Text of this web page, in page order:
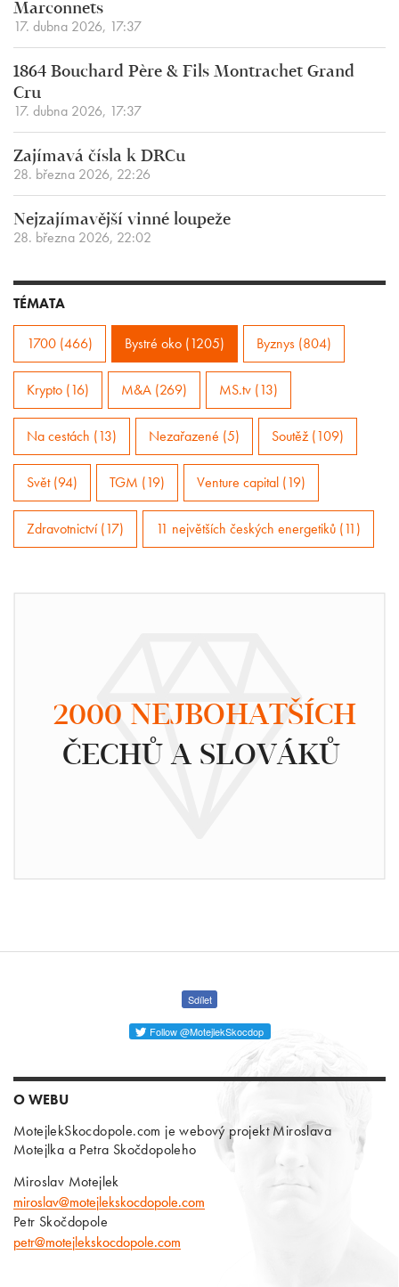
Marconnets
17. dubna 2026, 17:37
1864 Bouchard Père & Fils Montrachet Grand
Cru
17. dubna 2026, 17:37
Zajímavá čísla k DRCu
28. března 2026, 22:26
Nejzajímavější vinné loupeže
28. března 2026, 22:02
TÉMATA
1700 (466) Bystré oko (1205) Byznys (804)
Krypto (16) M&A (269) MS.tv (13)
Na cestách (13) Nezařazené (5) Soutěž (109)
Svět (94) TGM (19) Venture capital (19)
Zdravotnictví (17) 11 největších českých energetiků (11)
2000 NEJBOHATŠÍCH
ČECHŮ A SLOVÁKŮ
Sdílet
Follow @MotejlekSkocdop
O WEBU
MotejlekSkocdopole.com je webový projekt Miroslava
Motejlka a Petra Skočdopoleho
Miroslav Motejlek
miroslav@motejlekskocdopole.com
Petr Skočdopole
petr@motejlekskocdopole.com